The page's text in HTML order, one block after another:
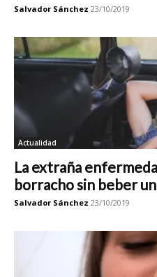
Salvador Sánchez 23/10/2019
Actualidad
La extraña
borracho sin beber
Salvador Sánchez 23/10/2019